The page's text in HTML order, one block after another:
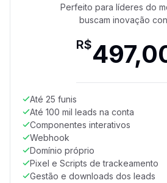
Perfeito para líderes do
buscam inovação
R$
Até 25 funis
Até 100 mil leads na conta
Componentes interativos
Webhook
Domínio próprio
Pixel e Scripts de trackeamento
Gestão e downloads dos leads